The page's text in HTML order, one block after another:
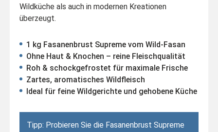
Wildküche als auch in modernen Kreationen
überzeugt.
1 kg Fasanenbrust Supreme vom Wild-Fasan
Ohne Haut & Knochen – reine Fleischqualität
Roh & schockgefrostet für maximale Frische
Zartes, aromatisches Wildfleisch
Ideal für feine Wildgerichte und gehobene Küche
Tipp: Probieren Sie die Fasanenbrust Supreme